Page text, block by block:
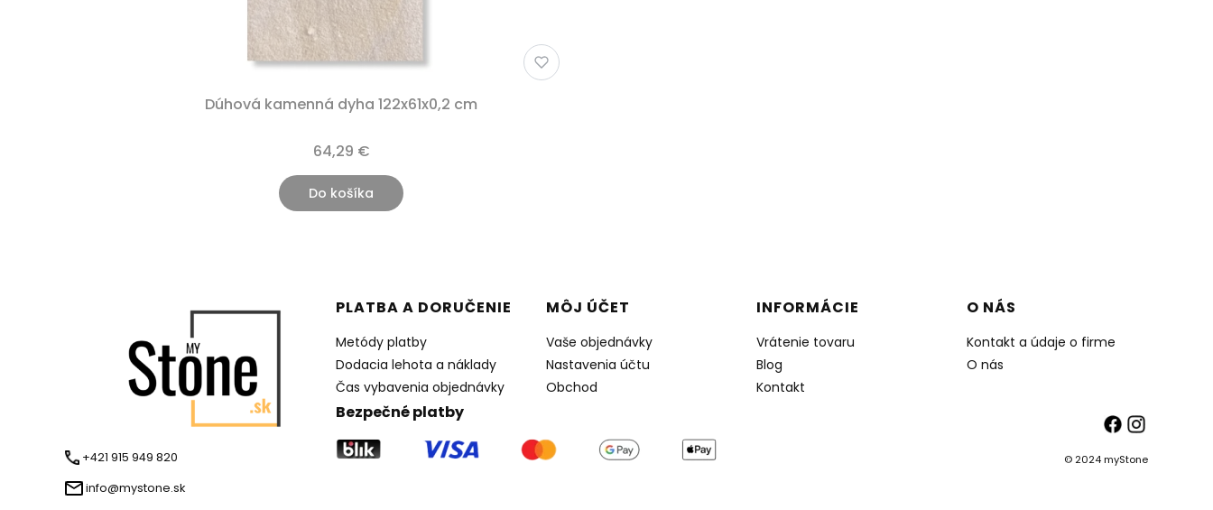
Dúhová kamenná dyha 122x61x0,2 cm
64,29 €
Do košíka
+421 915 949 820
info@mystone.sk
Ponuka v pätičke
PLATBA A DORUČENIE
Metódy platby
Dodacia lehota a náklady
Čas vybavenia objednávky
MÔJ ÚČET
Vaše objednávky
Nastavenia účtu
Obchod
INFORMÁCIE
Vrátenie tovaru
Blog
Kontakt
O NÁS
Kontakt a údaje o firme
O nás
Bezpečné platby
© 2024 myStone